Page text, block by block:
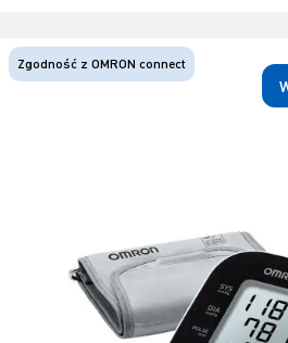
Zgodność z OMRON connect